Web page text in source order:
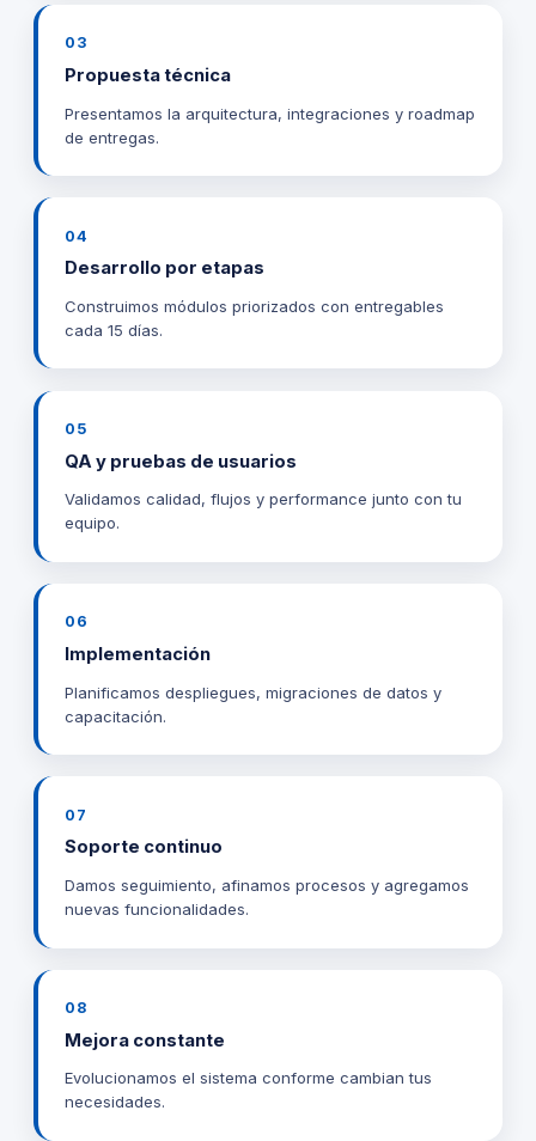
03
Propuesta técnica
Presentamos la arquitectura, integraciones y roadmap
de entregas.
04
Desarrollo por etapas
Construimos módulos priorizados con entregables
cada 15 días.
05
QA y pruebas de usuarios
Validamos calidad, flujos y performance junto con tu
equipo.
06
Implementación
Planificamos despliegues, migraciones de datos y
capacitación.
07
Soporte continuo
Damos seguimiento, afinamos procesos y agregamos
nuevas funcionalidades.
08
Mejora constante
Evolucionamos el sistema conforme cambian tus
necesidades.